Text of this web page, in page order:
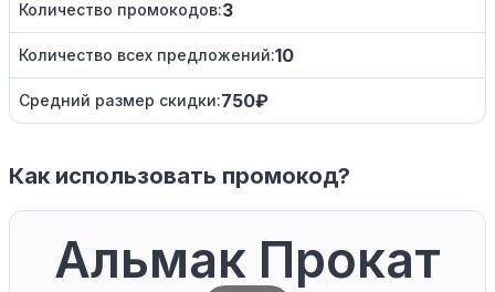
Количество промокодов:3
Количество всех предложений:10
Средний размер скидки:750₽
Как использовать промокод?
Альмак Прокат